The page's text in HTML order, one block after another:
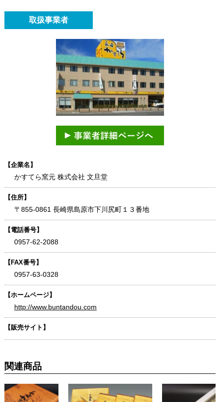
取扱事業者
【企業名】
かすてら窯元 株式会社 文旦堂
【住所】
〒855-0861 長崎県島原市下川尻町１３番地
【電話番号】
0957-62-2088
【FAX番号】
0957-63-0328
【ホームページ】
http://www.buntandou.com
【販売サイト】
関連商品